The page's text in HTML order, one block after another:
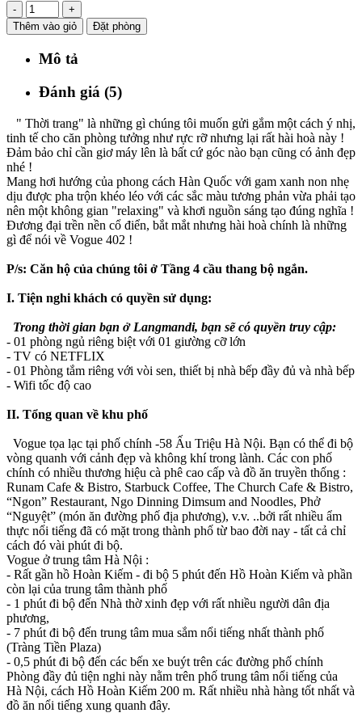
-
+
Thêm vào giỏ
Đặt phòng
Mô tả
Đánh giá (5)
" Thời trang" là những gì chúng tôi muốn gửi gắm một cách ý nhị,
tinh tế cho căn phòng tưởng như rực rỡ nhưng lại rất hài hoà này !
Đảm bảo chỉ cần giơ máy lên là bất cứ góc nào bạn cũng có ảnh đẹp
nhé !
Mang hơi hướng của phong cách Hàn Quốc với gam xanh non nhẹ
dịu được pha trộn khéo léo với các sắc màu tương phản vừa phải tạo
nên một không gian "relaxing" và khơi nguồn sáng tạo đúng nghĩa !
Đương đại trền nền cổ điển, bắt mắt nhưng hài hoà chính là những
gì để nói về Vogue 402 !
P/s: Căn hộ của chúng tôi ở Tầng 4 cầu thang bộ ngắn.
I. Tiện nghi khách có quyền sử dụng:
Trong thời gian bạn ở Langmandi, bạn sẽ có quyền truy cập:
- 01 phòng ngủ riêng biệt với 01 giường cỡ lớn
- TV có NETFLIX
- 01 Phòng tắm riêng với vòi sen, thiết bị nhà bếp đầy đủ và nhà bếp
- Wifi tốc độ cao
II. Tổng quan về khu phố
Vogue tọa lạc tại phố chính -58 Ấu Triệu Hà Nội. Bạn có thể đi bộ
vòng quanh với cảnh đẹp và không khí trong lành. Các con phố
chính có nhiều thương hiệu cà phê cao cấp và đồ ăn truyền thống :
Runam Cafe & Bistro, Starbuck Coffee, The Church Cafe & Bistro,
“Ngon” Restaurant, Ngo Dinning Dimsum and Noodles, Phở
“Nguyệt” (món ăn đường phố địa phương), v.v. ..bởi rất nhiều ẩm
thực nổi tiếng đã có mặt trong thành phố từ bao đời nay - tất cả chỉ
cách đó vài phút đi bộ.
Vogue ở trung tâm Hà Nội :
- Rất gần hồ Hoàn Kiếm - đi bộ 5 phút đến Hồ Hoàn Kiếm và phần
còn lại của trung tâm thành phố
- 1 phút đi bộ đến Nhà thờ xinh đẹp với rất nhiều người dân địa
phương,
- 7 phút đi bộ đến trung tâm mua sắm nổi tiếng nhất thành phố
(Tràng Tiền Plaza)
- 0,5 phút đi bộ đến các bến xe buýt trên các đường phố chính
Phòng đầy đủ tiện nghi này nằm trên phố trung tâm nổi tiếng của
Hà Nội, cách Hồ Hoàn Kiếm 200 m. Rất nhiều nhà hàng tốt nhất và
đồ ăn nổi tiếng xung quanh đây.